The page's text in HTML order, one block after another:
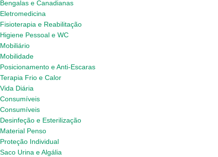
Bengalas e Canadianas
Eletromedicina
Fisioterapia e Reabilitação
Higiene Pessoal e WC
Mobiliário
Mobilidade
Posicionamento e Anti-Escaras
Terapia Frio e Calor
Vida Diária
Consumíveis
Consumíveis
Desinfeção e Esterilização
Material Penso
Proteção Individual
Saco Urina e Algália